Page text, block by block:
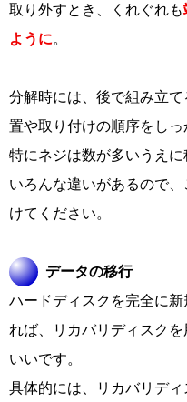
取り外すとき、くれぐれも
ように。
分解時には、後で組み立
置や取り付けの順序をしっ
特にネジは数が多いうえ
いろんな違いがあるので
けてください。
データの移行
ハードディスクを完全に
れば、リカバリディスク
いいです。
具体的には、リカバリデ